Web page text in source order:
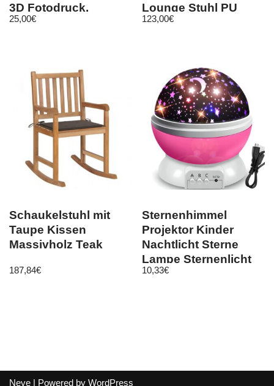
3D Fotodruck,
Maßanfertigung
25,00€
Lounge Stuhl PU
Leder Edelstahl Stuhl
123,00€
Schaukelstuhl mit
Taupe Kissen
Massivholz Teak
187,84€
Sternenhimmel
Projektor Kinder
Nachtlicht Sterne
Lampe Sternenlicht
Rosa Retoo
10,33€
Neve | Powered by WordPress